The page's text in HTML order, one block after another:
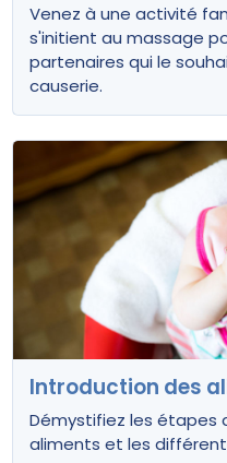
Venez à une activité
s'initient au massage
partenaires qui le
causerie.
Introduction des
Démystifiez les étapes
aliments et les